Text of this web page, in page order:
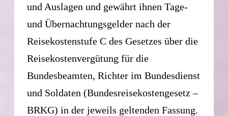
und Auslagen und gewährt ihnen Tage-
und Übernachtungsgelder nach der
Reisekostenstufe C des Gesetzes über die
Reisekostenvergütung für die
Bundesbeamten, Richter im Bundesdienst
und Soldaten (Bundesreisekostengesetz –
BRKG) in der jeweils geltenden Fassung.